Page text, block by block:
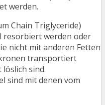
werden.
Chain Triglyceride)
resorbiert werden oder
nicht mit anderen Fetten
transportiert
sind.
sind mit denen vom